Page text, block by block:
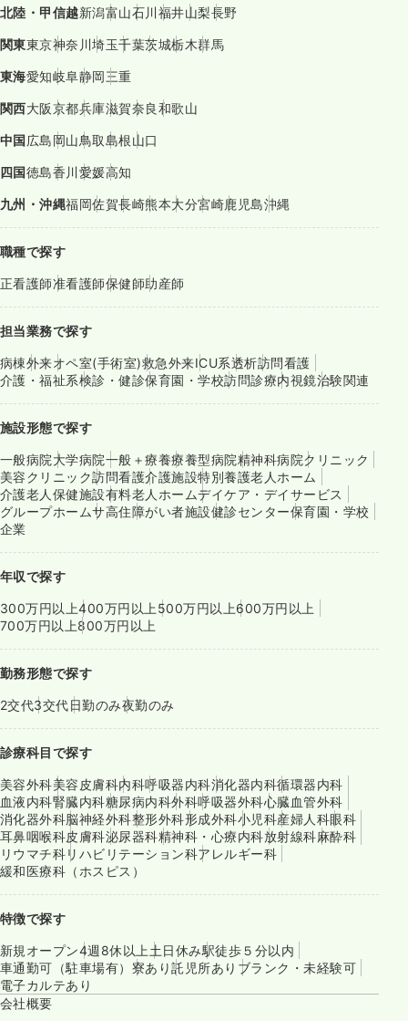
北陸・甲信越新潟富山石川福井山梨長野
関東東京神奈川埼玉千葉茨城栃木群馬
東海愛知岐阜静岡三重
関西大阪京都兵庫滋賀奈良和歌山
中国広島岡山鳥取島根山口
四国徳島香川愛媛高知
九州・沖縄福岡佐賀長崎熊本大分宮崎鹿児島沖縄
職種で探す
正看護師准看護師保健師助産師
担当業務で探す
病棟外来オペ室(手術室)救急外来ICU系透析訪問看護
介護・福祉系検診・健診保育園・学校訪問診療内視鏡治験関連
施設形態で探す
一般病院大学病院一般＋療養療養型病院精神科病院クリニック
美容クリニック訪問看護介護施設特別養護老人ホーム
介護老人保健施設有料老人ホームデイケア・デイサービス
グループホームサ高住障がい者施設健診センター保育園・学校
企業
年収で探す
300万円以上400万円以上 500万円以上600万円以上
700万円以上800万円以上
勤務形態で探す
2交代3交代日勤のみ夜勤のみ
診療科目で探す
美容外科美容皮膚科内科呼吸器内科消化器内科循環器内科
血液内科腎臓内科糖尿病内科外科呼吸器外科心臓血管外科
消化器外科脳神経外科整形外科形成外科小児科産婦人科眼科
耳鼻咽喉科皮膚科泌尿器科精神科・心療内科放射線科麻酔科
リウマチ科リハビリテーション科アレルギー科
緩和医療科（ホスピス）
特徴で探す
新規オープン4週8休以上 土日休み駅徒歩５分以内
車通勤可（駐車場有） 寮あり託児所あり ブランク・未経験可
電子カルテあり
会社概要